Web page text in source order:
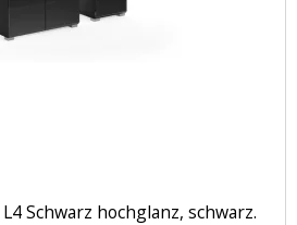
Schwarz hochglanz, schwarz.